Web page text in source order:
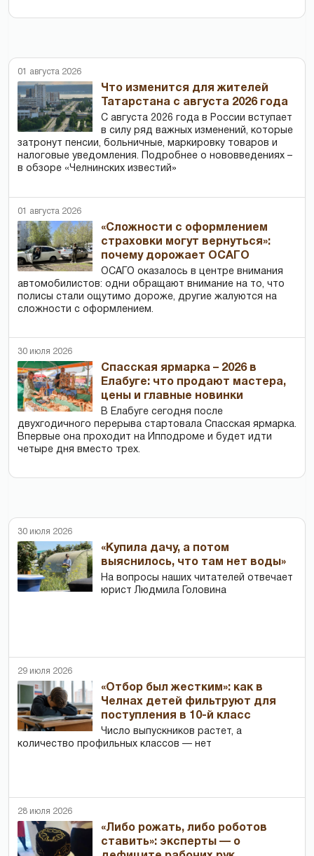
01 августа 2026
Что изменится для жителей
Татарстана с августа 2026 года
С августа 2026 года в России вступает
в силу ряд важных изменений, которые
затронут пенсии, больничные, маркировку товаров и
налоговые уведомления. Подробнее о нововведениях –
в обзоре «Челнинских известий»
01 августа 2026
«Сложности с оформлением
страховки могут вернуться»:
почему дорожает ОСАГО
ОСАГО оказалось в центре внимания
автомобилистов: одни обращают внимание на то, что
полисы стали ощутимо дороже, другие жалуются на
сложности с оформлением.
30 июля 2026
Спасская ярмарка – 2026 в
Елабуге: что продают мастера,
цены и главные новинки
В Елабуге сегодня после
двухгодичного перерыва стартовала Спасская ярмарка.
Впервые она проходит на Ипподроме и будет идти
четыре дня вместо трех.
30 июля 2026
«Купила дачу, а потом
выяснилось, что там нет воды»
На вопросы наших читателей отвечает
юрист Людмила Головина
29 июля 2026
«Отбор был жестким»: как в
Челнах детей фильтруют для
поступления в 10-й класс
Число выпускников растет, а
количество профильных классов — нет
28 июля 2026
«Либо рожать, либо роботов
ставить»: эксперты — о